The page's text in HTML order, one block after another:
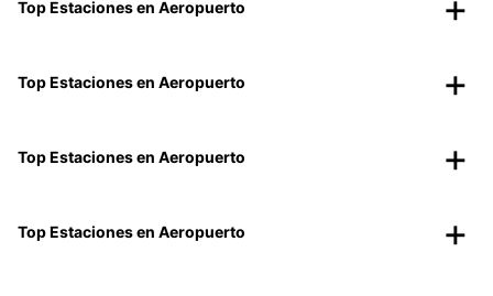
Top Estaciones en Aeropuerto
Top Estaciones en Aeropuerto
Top Estaciones en Aeropuerto
Top Estaciones en Aeropuerto